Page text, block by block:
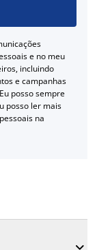
e no meu
incluindo
e campanhas
posso sempre
posso ler mais
na